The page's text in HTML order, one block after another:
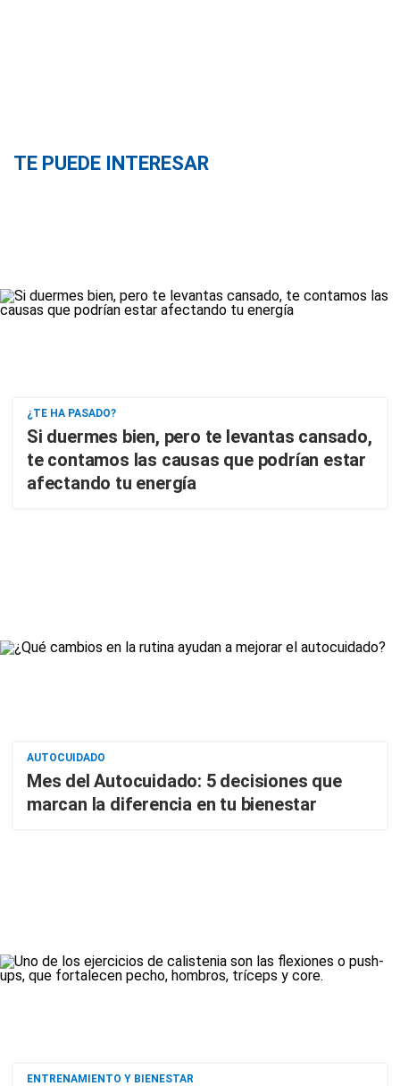
TE PUEDE INTERESAR
¿TE HA PASADO?
Si duermes bien, pero te levantas cansado,
te contamos las causas que podrían estar
afectando tu energía
AUTOCUIDADO
Mes del Autocuidado: 5 decisiones que
marcan la diferencia en tu bienestar
ENTRENAMIENTO Y BIENESTAR